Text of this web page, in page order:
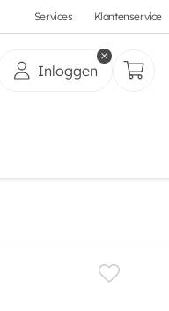
Services Klantenservice
Inloggen